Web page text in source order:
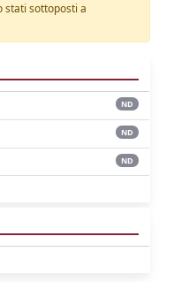
stati sottoposti a
ND
ND
ND